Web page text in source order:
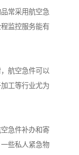
常采用航空急
监控服务能有
航空急件可以
工等行业尤为
急件补办和寄
些私人紧急物